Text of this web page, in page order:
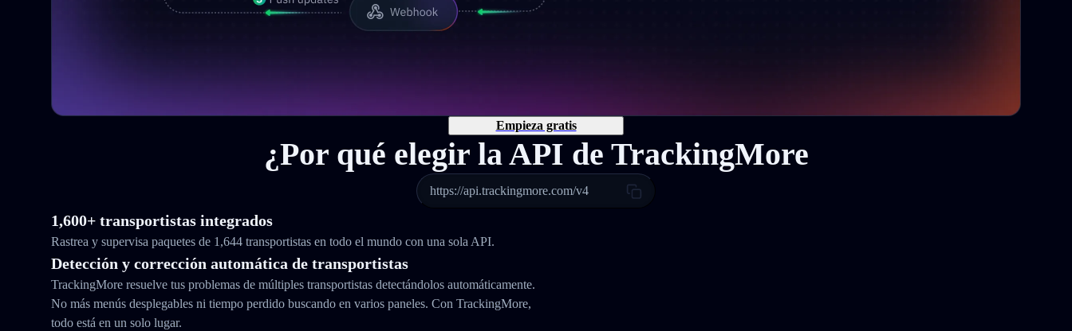
Empieza gratis
¿Por qué elegir la API de TrackingMore
https://api.trackingmore.com/v4
1,600+ transportistas integrados
Rastrea y supervisa paquetes de 1,644 transportistas en todo el mundo con una sola API.
Detección y corrección automática de transportistas
TrackingMore resuelve tus problemas de múltiples transportistas detectándolos automáticamente.
No más menús desplegables ni tiempo perdido buscando en varios paneles. Con TrackingMore,
todo está en un solo lugar.